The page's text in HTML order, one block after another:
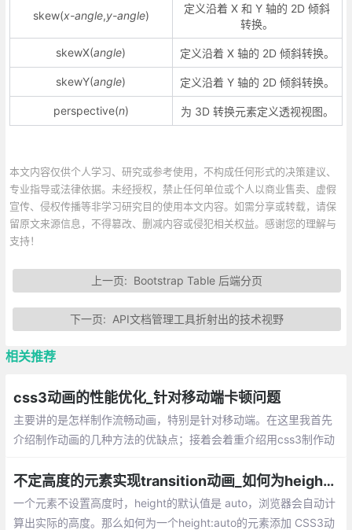
skew(x-angle,y-angle)
定义沿着 X 和 Y 轴的 2D 倾斜
转换。
skewX(angle) 定义沿着 X 轴的 2D 倾斜转换。
skewY(angle) 定义沿着 Y 轴的 2D 倾斜转换。
perspective(n) 为 3D 转换元素定义透视视图。
本文内容仅供个人学习、研究或参考使用，不构成任何形式的决策建议、
专业指导或法律依据。未经授权，禁止任何单位或个人以商业售卖、虚假
宣传、侵权传播等非学习研究目的使用本文内容。如需分享或转载，请保
留原文来源信息，不得篡改、删减内容或侵犯相关权益。感谢您的理解与
支持！
上一页: Bootstrap Table 后端分页
下一页: API文档管理工具折射出的技术视野
相关推荐
css3动画的性能优化_针对移动端卡顿问题
主要讲的是怎样制作流畅动画，特别是针对移动端。在这里我首先
介绍制作动画的几种方法的优缺点；接着会着重介绍用css3制作动
在移动端卡顿问题；动画过程有闪烁问题（一般出现在动画开始）不定高度的元素实现transition动画_如何为height:auto的div添加css3过渡动画
一个元素不设置高度时，height的默认值是 auto，浏览器会自动计
算出实际的高度。那么如何为一个height:auto的元素添加 CSS3动